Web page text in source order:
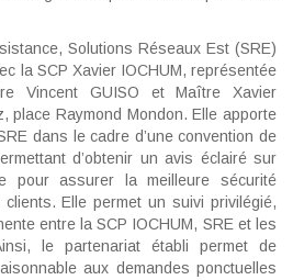
Solutions Réseaux Est (SRE)
la SCP Xavier IOCHUM, représentée
Vincent GUISO et Maître Xavier
place Raymond Mondon. Elle apporte
dans le cadre d’une convention de
d’obtenir un avis éclairé sur
pour assurer la meilleure sécurité
Elle permet un suivi privilégié,
entre la SCP IOCHUM, SRE et les
le partenariat établi permet de
aux demandes ponctuelles